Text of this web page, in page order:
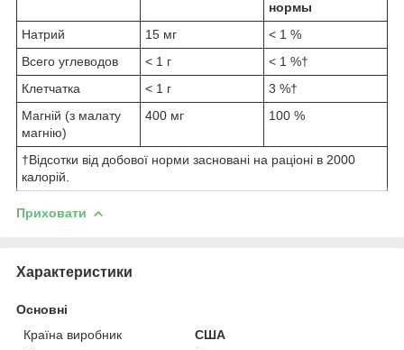
нормы
Натрий
15 мг
< 1 %
Всего углеводов
< 1 г
< 1 %†
Клетчатка
< 1 г
3 %†
Магній (з малату
магнію)
400 мг 100 %
†Відсотки від добової норми засновані на раціоні в 2000
калорій.
Приховати
Характеристики
Основні
Країна виробник
США